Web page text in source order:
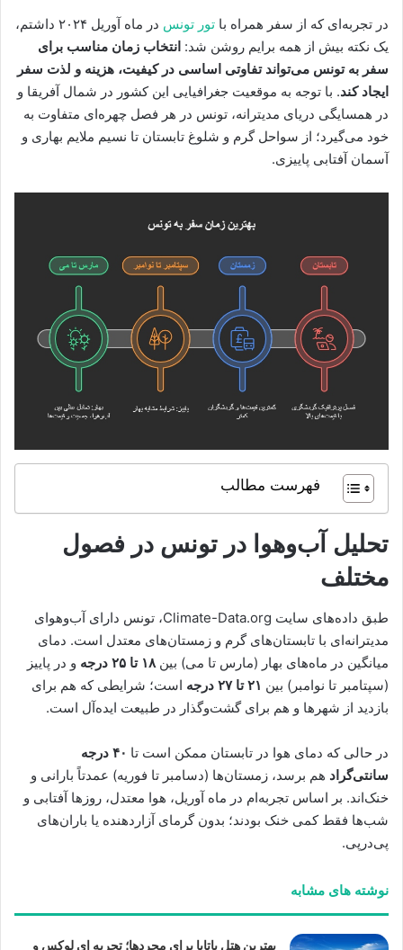
در تجربه‌ای که از سفر همراه با تور تونس
در ماه آوریل ۲۰۲۴ داشتم،
یک نکته بیش از همه برایم روشن شد: انتخاب زمان مناسب برای
سفر به تونس می‌تواند تفاوتی اساسی در کیفیت، هزینه و لذت سفر
ایجاد کند. با توجه به موقعیت جغرافیایی این کشور در شمال آفریقا و
در همسایگی دریای مدیترانه، تونس در هر فصل چهره‌ای متفاوت به
خود می‌گیرد؛ از سواحل گرم و شلوغ تابستان تا نسیم ملایم بهاری و
آسمان آفتابی پاییزی.
فهرست مطالب
تحلیل آب‌وهوا در تونس در فصول
مختلف
طبق داده‌های سایت Climate-Data.org، تونس دارای آب‌وهوای
مدیترانه‌ای با تابستان‌های گرم و زمستان‌های معتدل است. دمای
میانگین در ماه‌های بهار (مارس تا می) بین۱۸ تا ۲۵ درجه
و در پاییز
(سپتامبر تا نوامبر) بین ۲۱ تا ۲۷ درجه
است؛ شرایطی که هم برای
بازدید از شهرها و هم برای گشت‌وگذار در طبیعت ایده‌آل است.
در حالی که دمای هوا در تابستان ممکن است تا
۴۰ درجه
سانتی‌گراد هم برسد، زمستان‌ها (دسامبر تا فوریه) عمدتاً بارانی و
خنک‌اند. بر اساس تجربه‌ام در ماه آوریل، هوا معتدل، روزها آفتابی و
شب‌ها فقط کمی خنک بودند؛ بدون گرمای آزاردهنده یا باران‌های
پی‌در‌پی.
نوشته های مشابه
بهترین هتل پاتایا برای مجردها؛ تجربه ای لوکس و